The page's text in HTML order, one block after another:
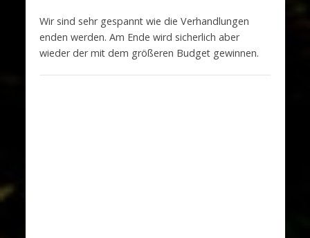
Wir sind sehr gespannt wie die Verhandlungen
enden werden. Am Ende wird sicherlich aber
wieder der mit dem größeren Budget gewinnen.